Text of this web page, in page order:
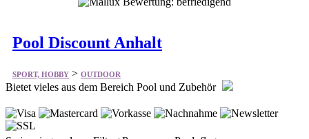
Pool Discount Anhalt
SPORT, HOBBY>OUTDOOR
Bietet vieles aus dem Bereich Pool und Zubehör
Swimmingpools Filter+Pumpen Poolpflege
Fittinge+Kleber Einbau+Poolzubehör Leitern+Duschen+Fun
Mediterrane Keramik Ersatzteile Pumpen Skimmerkörbe